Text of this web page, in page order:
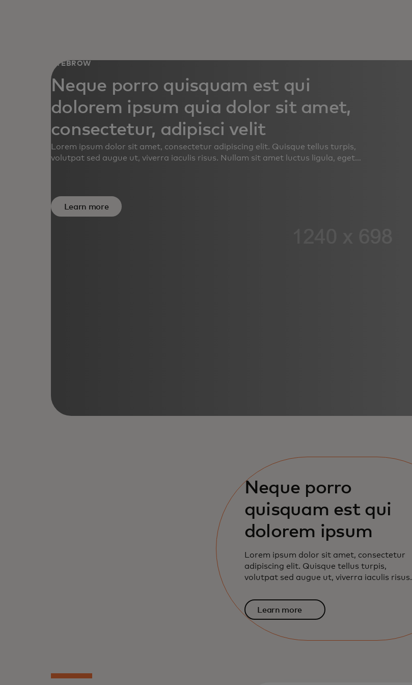
EYEBROW
Neque porro quisquam est qui
dolorem ipsum quia dolor sit amet,
consectetur, adipisci velit
Lorem ipsum dolor sit amet, consectetur adipiscing elit. Quisque tellus turpis,
volutpat sed augue ut, viverra iaculis risus. Nullam sit amet luctus ligula, eget
Learn more
Neque porro
quisquam est qui
dolorem ipsum
Lorem ipsum dolor sit amet, consectetur
adipiscing elit. Quisque tellus turpis,
volutpat sed augue ut, viverra iaculis risus.
Learn more